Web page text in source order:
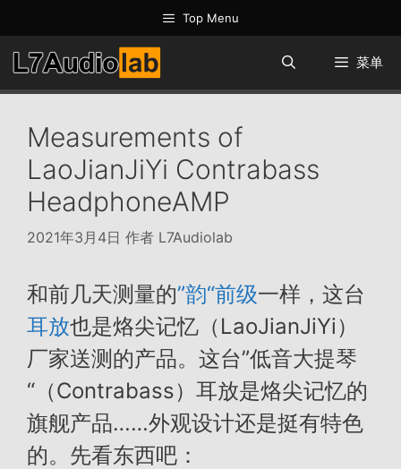
至
内
容
Top Menu
菜单
Measurements of
LaoJianJiYi Contrabass
HeadphoneAMP
2021年3月4日 作者 L7Audiolab
和前几天测量的”韵“前级一样，这台
耳放也是烙尖记忆（LaoJianJiYi）
厂家送测的产品。这台”低音大提琴
“（Contrabass）耳放是烙尖记忆的
旗舰产品……外观设计还是挺有特色
的。先看东西吧：